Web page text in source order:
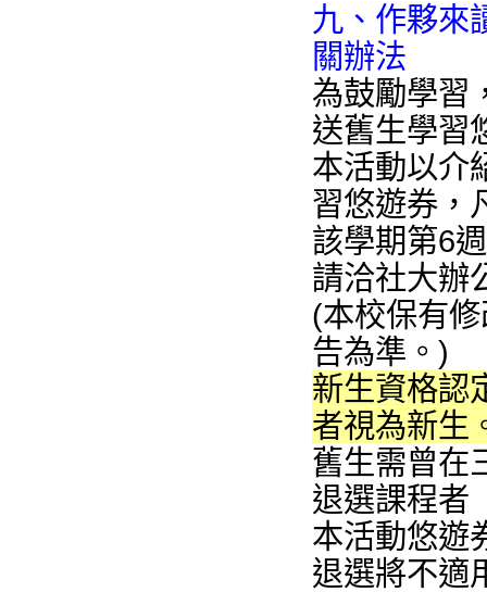
九、作夥來
關辦法
為鼓勵學習
送舊生學習
本活動以介
習悠遊券，
該學期第6
請洽社大辦
(本校保有
告為準。)
新生資格認
者視為新生
舊生需曾在
退選課程者
本活動悠遊
退選將不適